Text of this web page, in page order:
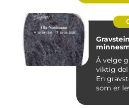
Å velge
viktig del
En
som er